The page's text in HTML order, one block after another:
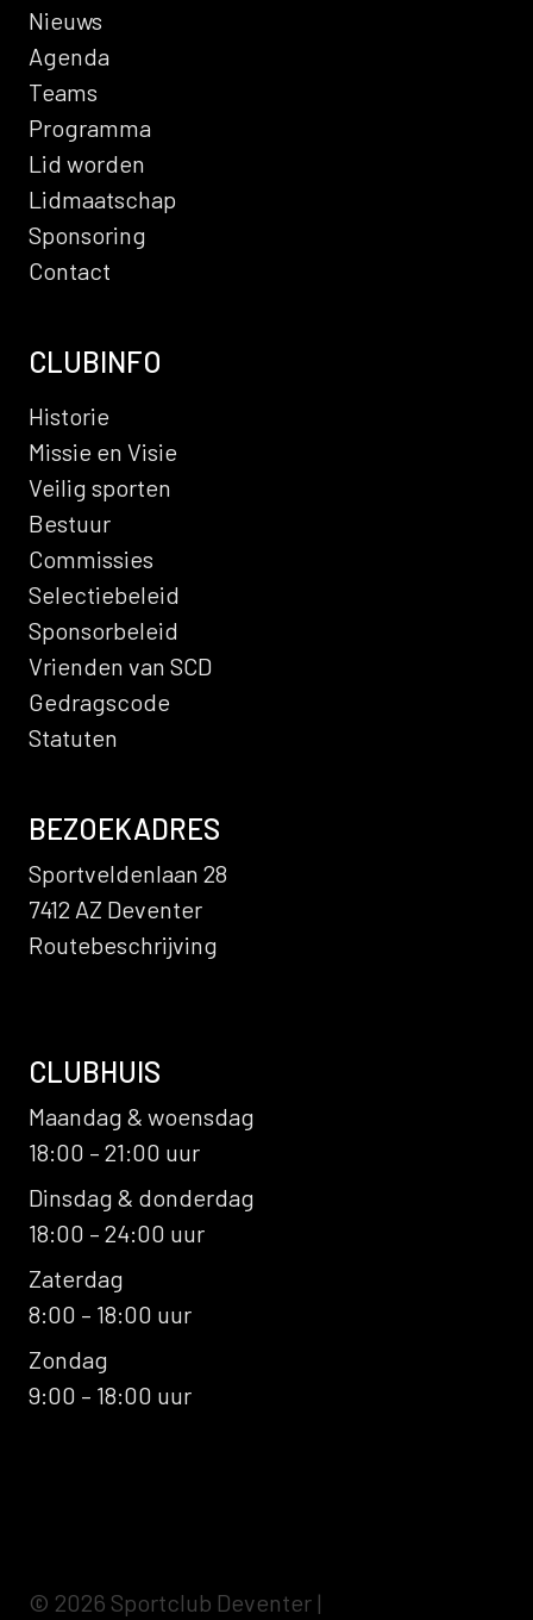
Nieuws
Agenda
Teams
Programma
Lid worden
Lidmaatschap
Sponsoring
Contact
CLUBINFO
Historie
Missie en Visie
Veilig sporten
Bestuur
Commissies
Selectiebeleid
Sponsorbeleid
Vrienden van SCD
Gedragscode
Statuten
BEZOEKADRES
Sportveldenlaan 28
7412 AZ Deventer
Routebeschrijving
CLUBHUIS
Maandag & woensdag
18:00 – 21:00 uur
Dinsdag & donderdag
18:00 – 24:00 uur
Zaterdag
8:00 – 18:00 uur
Zondag
9:00 – 18:00 uur
© 2026 Sportclub Deventer |